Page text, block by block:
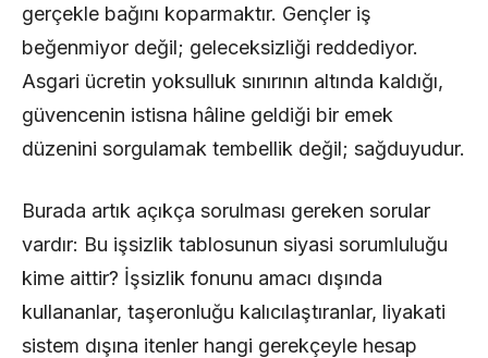
gerçekle bağını koparmaktır. Gençler iş
beğenmiyor değil; geleceksizliği reddediyor.
Asgari ücretin yoksulluk sınırının altında kaldığı,
güvencenin istisna hâline geldiği bir emek
düzenini sorgulamak tembellik değil; sağduyudur.
Burada artık açıkça sorulması gereken sorular
vardır: Bu işsizlik tablosunun siyasi sorumluluğu
kime aittir? İşsizlik fonunu amacı dışında
kullananlar, taşeronluğu kalıcılaştıranlar, liyakati
sistem dışına itenler hangi gerekçeyle hesap